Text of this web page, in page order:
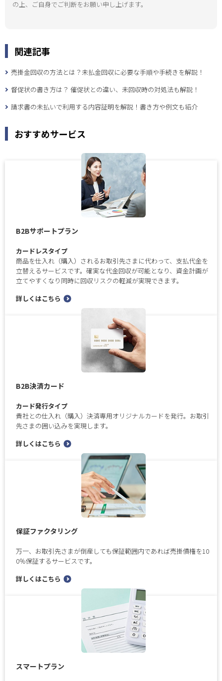
の上、ご自身でご判断をお願い申し上げます。
関連記事
売掛金回収の方法とは？未払金回収に必要な手順や手続きを解説！
督促状の書き方は？ 催促状との違い、未回収時の対処法も解説！
請求書の未払いで利用する内容証明を解説！書き方や例文も紹介
おすすめサービス
B2Bサポートプラン
カードレスタイプ
商品を仕入れ（購入）されるお取引先さまに代わって、支払代金を
立替えるサービスです。確実な代金回収が可能となり、資金計画が
立てやすくなり同時に回収リスクの軽減が実現できます。
詳しくはこちら
B2B決済カード
カード発行タイプ
貴社との仕入れ（購入）決済専用オリジナルカードを発行。お取引
先さまの囲い込みを実現します。
詳しくはこちら
保証ファクタリング
万一、お取引先さまが倒産しても保証範囲内であれば売掛債権を10
0％保証するサービスです。
詳しくはこちら
スマートプラン